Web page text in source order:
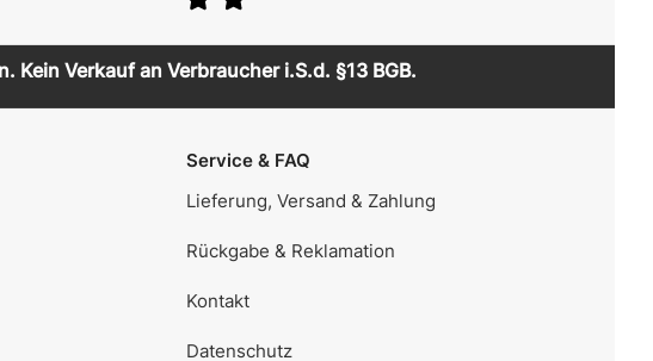
Verkauf an Verbraucher i.S.d. §13 BGB.
Service & FAQ
Lieferung, Versand & Zahlung
Rückgabe & Reklamation
Kontakt
Datenschutz